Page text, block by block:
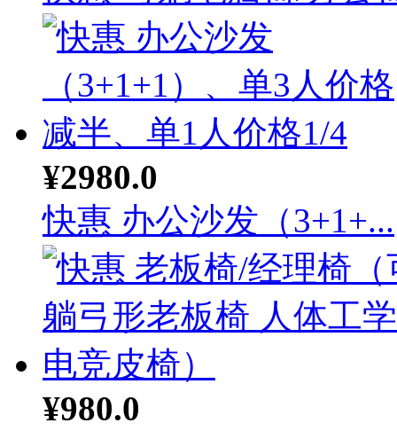
¥2980.0
快惠 办公沙发（3+1+...
¥980.0